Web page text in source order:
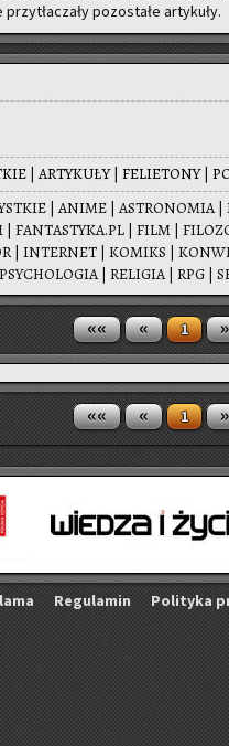
po­zo­sta­łe ar­ty­ku­ły.
| AR­TY­KU­ŁY| FE­LIE­TO­NY|
| ANIME | ASTRO­NO­MIA |
FANTASTYKA.PL | FILM |
| IN­TER­NET | KO­MIKS |
| RE­LI­GIA | RPG |
«« « 1 »
«« « 1 »
Re­gu­la­min Po­li­ty­ka